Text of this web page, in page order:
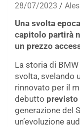
28/07/2023
Una svolta
capitolo partirà
un prezzo
La storia di
svolta, svelando
rinnovato per il
debutto previsto
generazione del
un’evoluzione